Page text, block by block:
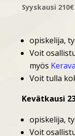
Syyskausi 210€
opiskelija,
Voit
myös
Voit tulla
Kevätkausi
opiskelija,
Voit